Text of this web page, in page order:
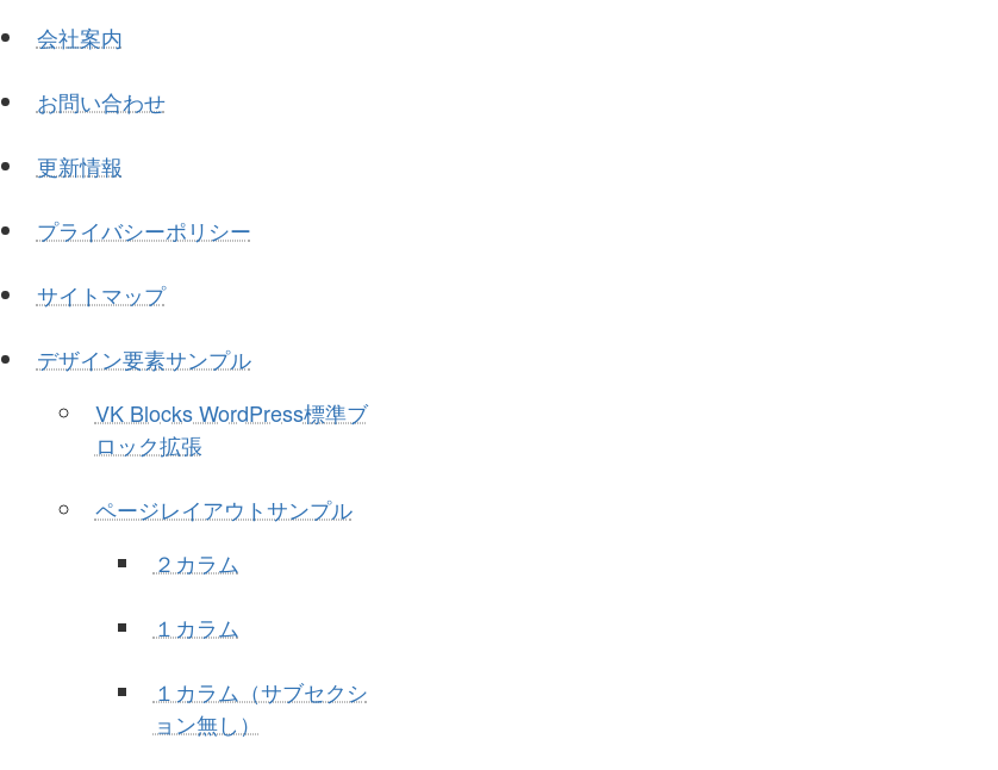
会社案内
お問い合わせ
更新情報
プライバシーポリシー
サイトマップ
デザイン要素サンプル
VK Blocks WordPress標準ブ
ロック拡張
ページレイアウトサンプル
２カラム
１カラム
１カラム（サブセクシ
ョン無し）